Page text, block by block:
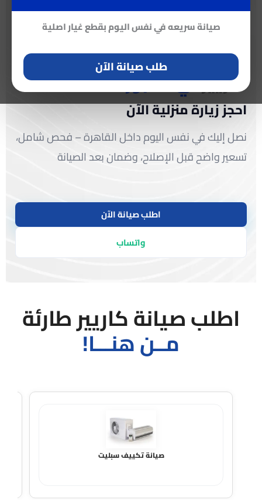
صيانة سريعه في نفس اليوم بقطع غيار اصلية
طلب صيانة الآن
أقــرب مــركز صيانة تكييف
كارييرفي العبور
احجز زيارة منزلية الآن
نصل إليك في نفس اليوم داخل القاهرة – فحص شامل،
تسعير واضح قبل الإصلاح، وضمان بعد الصيانة
اطلب صيانة الآن
واتساب
اطلب صيانة كاريير طارئة
مــن هنـــا!
صيانة تكييف سبليت